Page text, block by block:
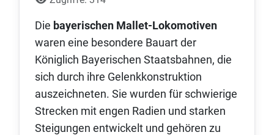
Die bayerischen Mallet-Lokomotiven
waren eine besondere Bauart der
Königlich Bayerischen Staatsbahnen, die
sich durch ihre Gelenkkonstruktion
auszeichneten. Sie wurden für schwierige
Strecken mit engen Radien und starken
Steigungen entwickelt und gehören zu